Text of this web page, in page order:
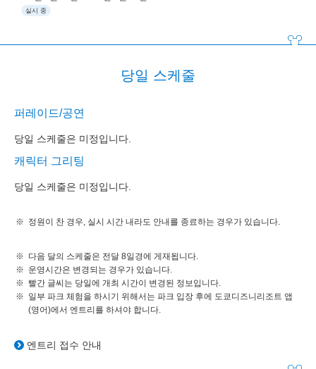
실시 중
당일 스케줄
퍼레이드/공연
당일 스케줄은 미정입니다.
캐릭터 그리팅
당일 스케줄은 미정입니다.
정원이 찬 경우, 실시 시간 내라도 안내를 종료하는 경우가 있습니다.
다음 달의 스케줄은 전달 8일경에 게재됩니다.
운영시간은 변경되는 경우가 있습니다.
빨간 글씨는 당일에 개최 시간이 변경된 정보입니다.
일부 파크 체험을 하시기 위해서는 파크 입장 후에 도쿄디즈니리조트 앱
(영어)에서 엔트리를 하셔야 합니다.
엔트리 접수 안내